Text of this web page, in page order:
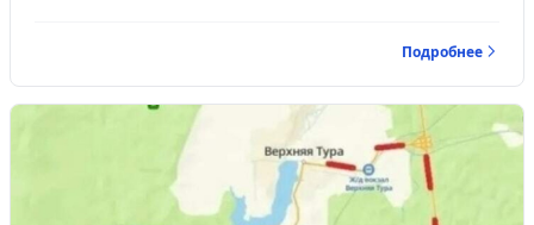
Подробнее